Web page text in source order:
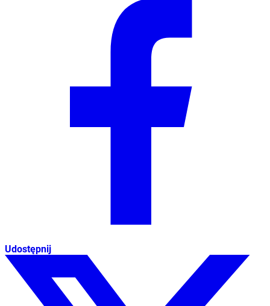
Udostępnij